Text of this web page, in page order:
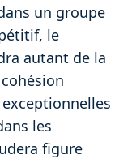
un groupe
le
autant de la
les
figure